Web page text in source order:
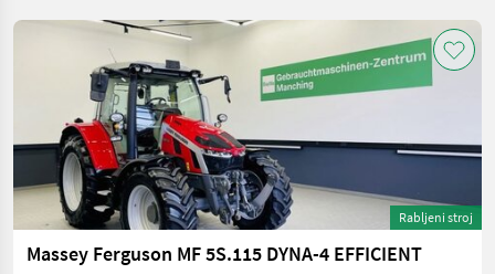
Rabljeni stroj
Massey Ferguson MF 5S.115 DYNA-4 EFFICIENT